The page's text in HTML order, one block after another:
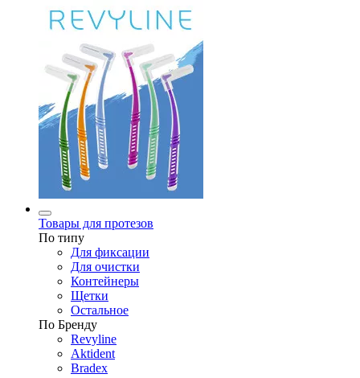
Товары для протезов
По типу
Для фиксации
Для очистки
Контейнеры
Щетки
Остальное
По Бренду
Revyline
Aktident
Bradex